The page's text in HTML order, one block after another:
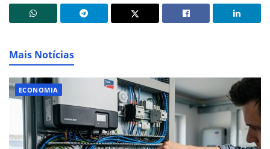
Mais Notícias
ECONOMIA